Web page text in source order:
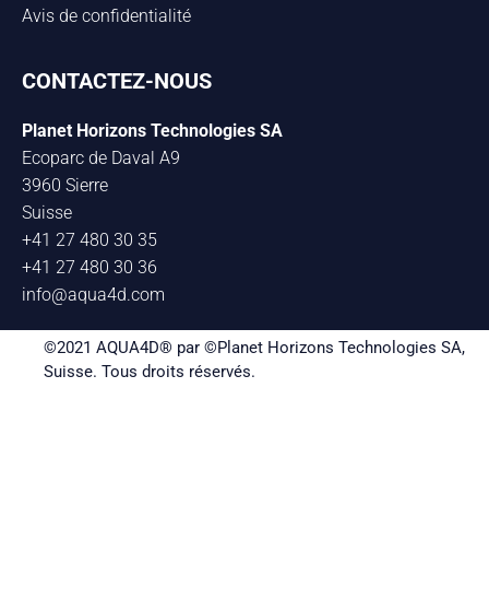
Avis de confidentialité
CONTACTEZ-NOUS
Planet Horizons Technologies SA
Ecoparc de Daval A9
3960 Sierre
Suisse
+41 27 480 30 35
+41 27 480 30 36
info@aqua4d.com
©2021 AQUA4D® par ©Planet Horizons Technologies SA,
Suisse. Tous droits réservés.